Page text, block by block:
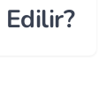
Edilir?